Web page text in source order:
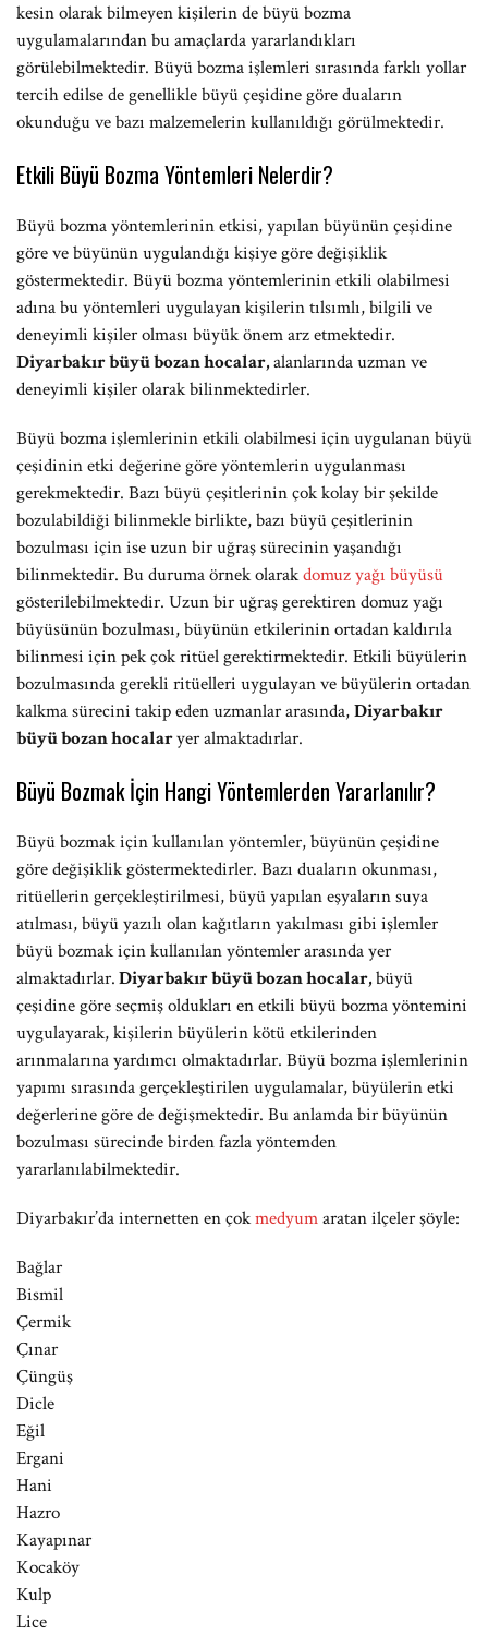
kesin olarak bilmeyen kişilerin de büyü bozma
uygulamalarından bu amaçlarda yararlandıkları
görülebilmektedir. Büyü bozma işlemleri sırasında farklı yollar
tercih edilse de genellikle büyü çeşidine göre duaların
okunduğu ve bazı malzemelerin kullanıldığı görülmektedir.
Etkili Büyü Bozma Yöntemleri Nelerdir?
Büyü bozma yöntemlerinin etkisi, yapılan büyünün çeşidine
göre ve büyünün uygulandığı kişiye göre değişiklik
göstermektedir. Büyü bozma yöntemlerinin etkili olabilmesi
adına bu yöntemleri uygulayan kişilerin tılsımlı, bilgili ve
deneyimli kişiler olması büyük önem arz etmektedir.
Diyarbakır büyü bozan hocalar,alanlarında uzman ve
deneyimli kişiler olarak bilinmektedirler.
Büyü bozma işlemlerinin etkili olabilmesi için uygulanan büyü
çeşidinin etki değerine göre yöntemlerin uygulanması
gerekmektedir. Bazı büyü çeşitlerinin çok kolay bir şekilde
bozulabildiği bilinmekle birlikte, bazı büyü çeşitlerinin
bozulması için ise uzun bir uğraş sürecinin yaşandığı
bilinmektedir. Bu duruma örnek olarakdomuz yağı büyüsü
gösterilebilmektedir. Uzun bir uğraş gerektiren domuz yağı
büyüsünün bozulması, büyünün etkilerinin ortadan kaldırıla
bilinmesi için pek çok ritüel gerektirmektedir. Etkili büyülerin
bozulmasında gerekli ritüelleri uygulayan ve büyülerin ortadan
kalkma sürecini takip eden uzmanlar arasında,Diyarbakır
büyü bozan hocalaryer almaktadırlar.
Büyü Bozmak İçin Hangi Yöntemlerden Yararlanılır?
Büyü bozmak için kullanılan yöntemler, büyünün çeşidine
göre değişiklik göstermektedirler. Bazı duaların okunması,
ritüellerin gerçekleştirilmesi, büyü yapılan eşyaların suya
atılması, büyü yazılı olan kağıtların yakılması gibi işlemler
büyü bozmak için kullanılan yöntemler arasında yer
almaktadırlar.Diyarbakır büyü bozan hocalar,büyü
çeşidine göre seçmiş oldukları en etkili büyü bozma yöntemini
uygulayarak, kişilerin büyülerin kötü etkilerinden
arınmalarına yardımcı olmaktadırlar. Büyü bozma işlemlerinin
yapımı sırasında gerçekleştirilen uygulamalar, büyülerin etki
değerlerine göre de değişmektedir. Bu anlamda bir büyünün
bozulması sürecinde birden fazla yöntemden
yararlanılabilmektedir.
Diyarbakır’da internetten en çokmedyumaratan ilçeler şöyle:
Bağlar
Bismil
Çermik
Çınar
Çüngüş
Dicle
Eğil
Ergani
Hani
Hazro
Kayapınar
Kocaköy
Kulp
Lice